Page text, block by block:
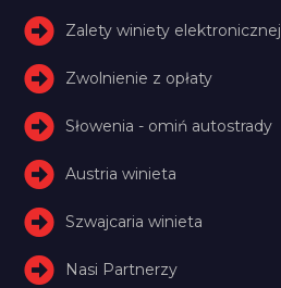
Zalety winiety elektronicznej
Zwolnienie z opłaty
Słowenia - omiń autostrady
Austria winieta
Szwajcaria winieta
Nasi Partnerzy